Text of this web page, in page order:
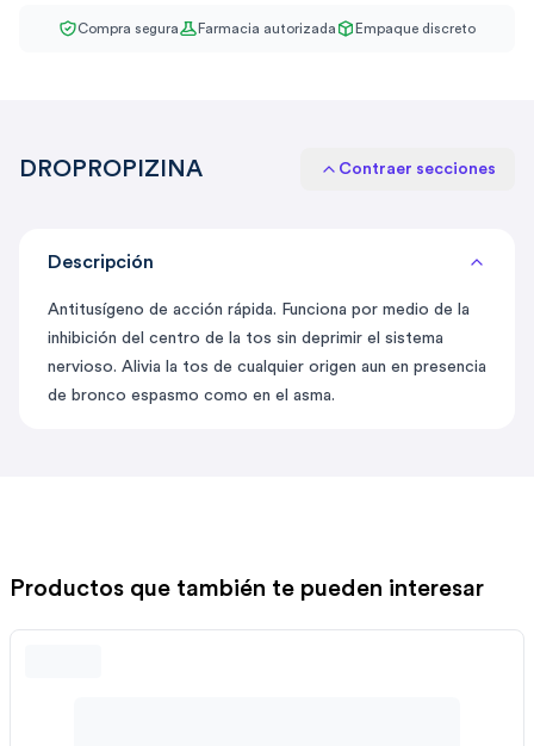
Compra segura Farmacia autorizada Empaque discreto
DROPROPIZINA Contraer secciones
Descripción
Antitusígeno de acción rápida. Funciona por medio de la
inhibición del centro de la tos sin deprimir el sistema
nervioso. Alivia la tos de cualquier origen aun en presencia
de bronco espasmo como en el asma.
Productos que también te pueden interesar